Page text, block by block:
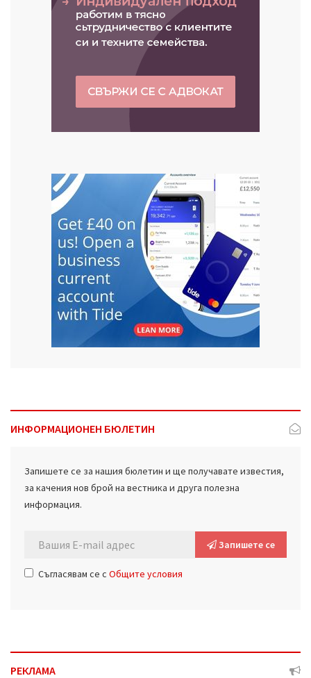
ИНФОРМАЦИОНЕН БЮЛЕТИН
Запишете се за нашия бюлетин и ще получавате известия,
за качения нов брой на вестника и друга полезна
информация.
Запишете се
Съгласявам се с Общите условия
РЕКЛАМА